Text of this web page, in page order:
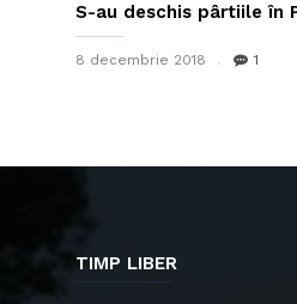
S-au deschis pârtiile în
8 decembrie 2018 1
TIMP LIBER